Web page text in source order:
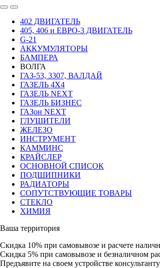
402 ДВИГАТЕЛЬ
405, 406 и ЕВРО-3 ДВИГАТЕЛЬ
G-21
АККУМУЛЯТОРЫ
БАМПЕРА
ВОЛГА
ГАЗ-53, 3307, ВАЛДАЙ
ГАЗЕЛЬ 4Х4
ГАЗЕЛЬ NEXT
ГАЗЕЛЬ БИЗНЕС
ГАЗон NEXT
ГЛУШИТЕЛИ
ЖЕЛЕЗО
ИНСТРУМЕНТ
КАММИНС
КРАЙСЛЕР
ОСНОВНОЙ СПИСОК
ПОДШИПНИКИ
РАДИАТОРЫ
СОПУТСТВУЮЩИЕ ТОВАРЫ
СТЕКЛО
ХИМИЯ
Ваша территория
Скидка 10% при самовывозе и расчете
Скидка 5% при самовывозе и безналичном
Предъявите на своем устройстве